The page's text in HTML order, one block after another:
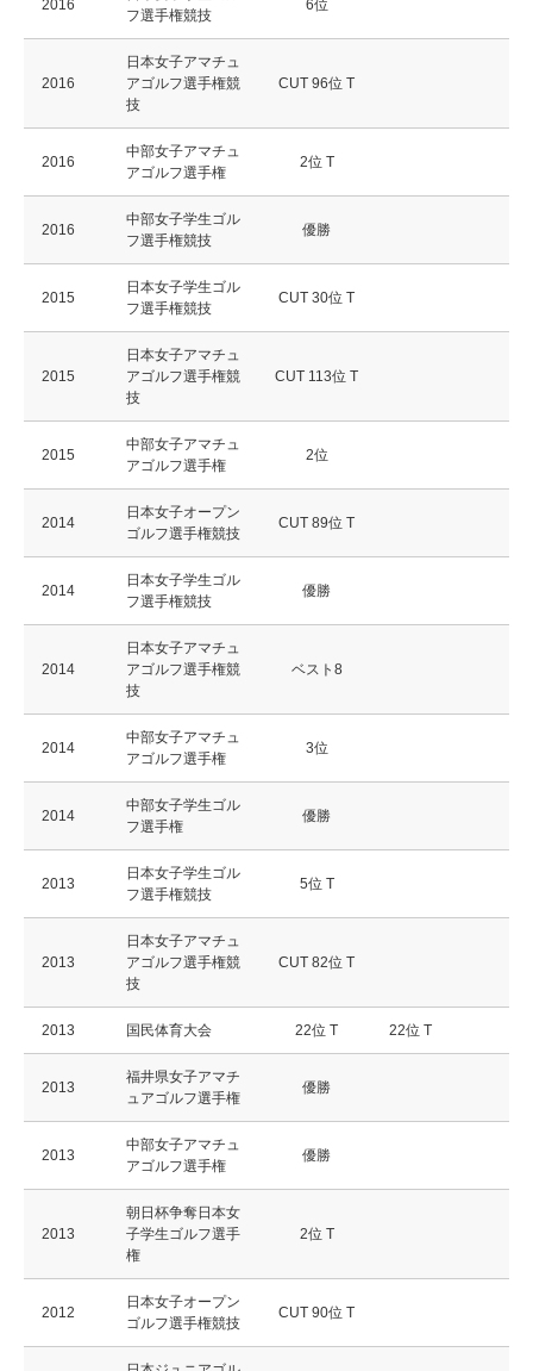
2016
フ選手権競技
6位
2016
日本女子アマチュ
アゴルフ選手権競
技
CUT 96位 T
2016
中部女子アマチュ
アゴルフ選手権
2位 T
2016
中部女子学生ゴル
フ選手権競技
優勝
2015
日本女子学生ゴル
フ選手権競技
CUT 30位 T
2015
日本女子アマチュ
アゴルフ選手権競
技
CUT 113位 T
2015
中部女子アマチュ
アゴルフ選手権
2位
2014
日本女子オープン
ゴルフ選手権競技
CUT 89位 T
2014
日本女子学生ゴル
フ選手権競技
優勝
2014
日本女子アマチュ
アゴルフ選手権競
技
ベスト8
2014
中部女子アマチュ
アゴルフ選手権
3位
2014
中部女子学生ゴル
フ選手権
優勝
2013
日本女子学生ゴル
フ選手権競技
5位 T
2013
日本女子アマチュ
アゴルフ選手権競
技
CUT 82位 T
2013 国民体育大会 22位 T 22位 T
2013
福井県女子アマチ
ュアゴルフ選手権
優勝
2013
中部女子アマチュ
アゴルフ選手権
優勝
2013
朝日杯争奪日本女
子学生ゴルフ選手
権
2位 T
2012
日本女子オープン
ゴルフ選手権競技
CUT 90位 T